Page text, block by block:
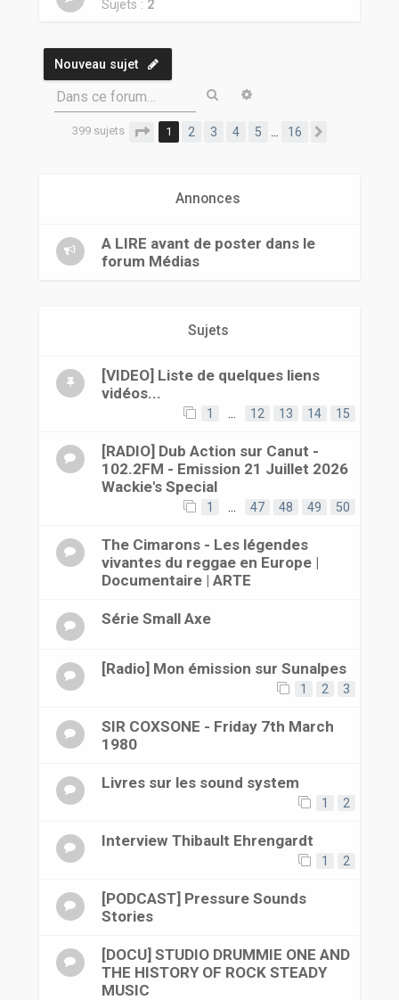
Sujets : 2
Nouveau sujet
Dans ce forum… Rechercher
399 sujets Page 1sur
1 2 3 4 5 16
Annonces
A LIRE avant de poster dans le
forum Médias
Sujets
[VIDEO] Liste de quelques liens
vidéos...
1 12 13 14 15
[RADIO] Dub Action sur Canut -
102.2FM - Emission 21 Juillet 2026
Wackie's Special
1 47 48 49 50
The Cimarons - Les légendes
vivantes du reggae en Europe |
Documentaire | ARTE
Série Small Axe
[Radio] Mon émission sur Sunalpes
1 2 3
SIR COXSONE - Friday 7th March
1980
Livres sur les sound system
1 2
Interview Thibault Ehrengardt
1 2
[PODCAST] Pressure Sounds
Stories
[DOCU] STUDIO DRUMMIE ONE AND
THE HISTORY OF ROCK STEADY
MUSIC